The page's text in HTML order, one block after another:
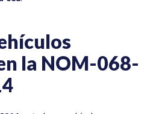
la NOM-068-